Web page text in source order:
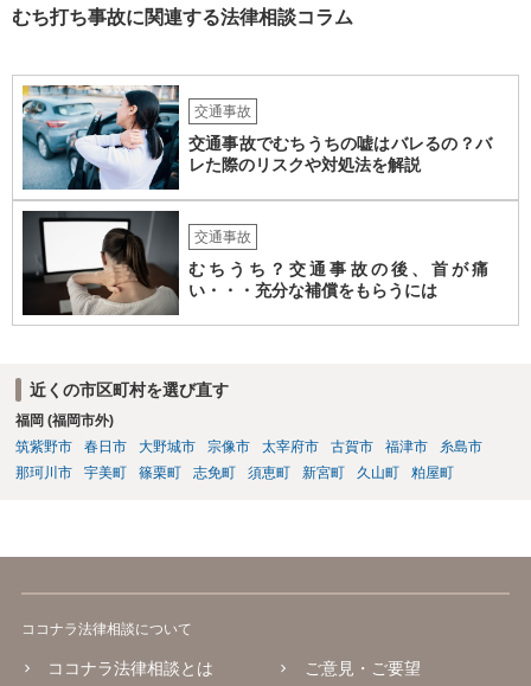
むち打ち事故に関連する法律相談コラム
交通事故
交通事故でむちうちの嘘はバレるの？バ
レた際のリスクや対処法を解説
交通事故
むちうち？交通事故の後、首が痛
い・・・充分な補償をもらうには
近くの市区町村を選び直す
福岡 (福岡市外)
筑紫野市
春日市 大野城市 宗像市 太宰府市 古賀市 福津市
糸島市
那珂川市
宇美町 篠栗町 志免町 須恵町 新宮町 久山町 粕屋町
ココナラ法律相談について
ココナラ法律相談とは ご意見・ご要望